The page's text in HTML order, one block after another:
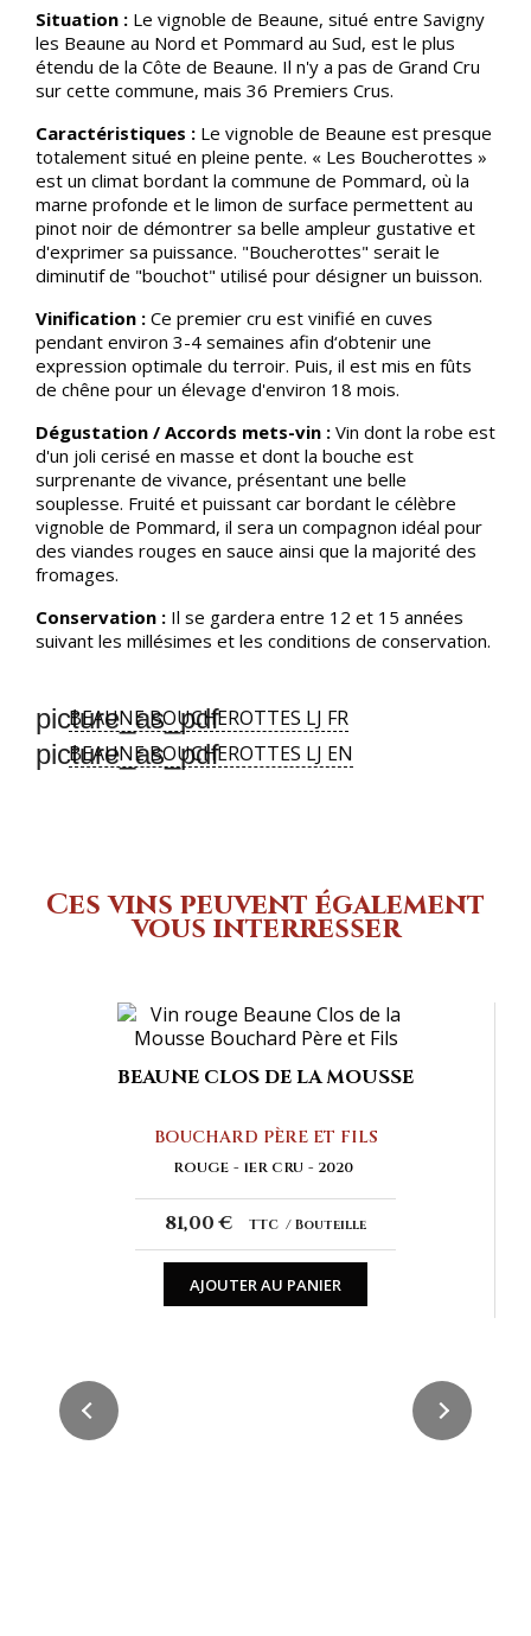
Situation : Le vignoble de Beaune, situé entre Savigny
les Beaune au Nord et Pommard au Sud, est le plus
étendu de la Côte de Beaune. Il n'y a pas de Grand Cru
sur cette commune, mais 36 Premiers Crus.
Caractéristiques : Le vignoble de Beaune est presque
totalement situé en pleine pente. « Les Boucherottes »
est un climat bordant la commune de Pommard, où la
marne profonde et le limon de surface permettent au
pinot noir de démontrer sa belle ampleur gustative et
d'exprimer sa puissance. "Boucherottes" serait le
diminutif de "bouchot" utilisé pour désigner un buisson.
Vinification : Ce premier cru est vinifié en cuves
pendant environ 3-4 semaines afin d‘obtenir une
expression optimale du terroir. Puis, il est mis en fûts
de chêne pour un élevage d'environ 18 mois.
Dégustation / Accords mets-vin : Vin dont la robe est
d'un joli cerisé en masse et dont la bouche est
surprenante de vivance, présentant une belle
souplesse. Fruité et puissant car bordant le célèbre
vignoble de Pommard, il sera un compagnon idéal pour
des viandes rouges en sauce ainsi que la majorité des
fromages.
Conservation : Il se gardera entre 12 et 15 années
suivant les millésimes et les conditions de conservation.
picture_as_pdf
BEAUNE BOUCHEROTTES LJ FR
picture_as_pdf
BEAUNE BOUCHEROTTES LJ EN
Ces vins peuvent également
vous interresser
BEAUNE CLOS DE LA MOUSSE
BOUCHARD PÈRE ET FILS
ROUGE 1ER CRU 2020
81,00 € TTC Bouteille
AJOUTER AU PANIER